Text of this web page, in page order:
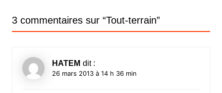
3 commentaires sur “Tout-terrain”
HATEM dit :
26 mars 2013 à 14 h 36 min